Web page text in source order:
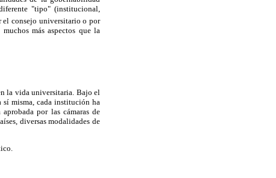
"tipo" (institucional,
el consejo universitario o por
más aspectos que la
la vida universitaria. Bajo el
sí misma, cada institución ha
por las cámaras de
diversas modalidades de